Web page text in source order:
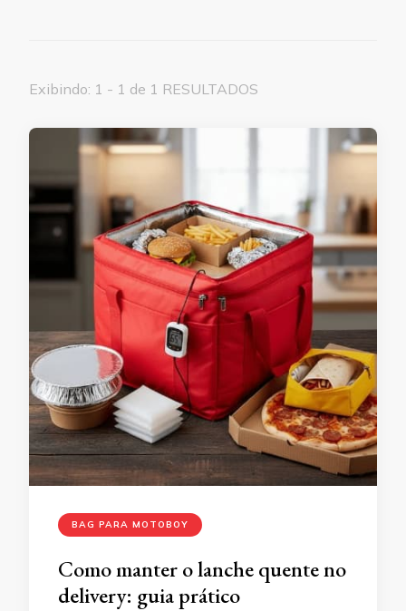
Exibindo: 1 - 1 de 1 RESULTADOS
BAG PARA MOTOBOY
Como manter o lanche quente no
delivery: guia prático